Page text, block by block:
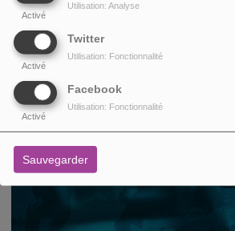
Activé
Utilisation: Analyse
Twitter
Activé
Utilisation: Fonctionnalité
Facebook
Activé
Utilisation: Fonctionnalité
Sauvegarder
ont toujours...